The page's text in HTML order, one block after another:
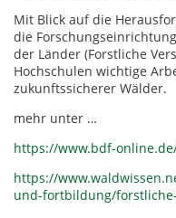
Mit Blick auf die
die
der Länder (Forstliche
Hochschulen wichtige
zukunftssicherer Wälder.
mehr unter …
https://www.bdf-
https://
und-fortbildung/